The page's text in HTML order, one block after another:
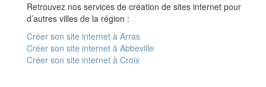
Retrouvez nos services de création de sites internet pour
d’autres villes de la région :
Créer son site internet à Arras
Créer son site internet à Abbeville
Créer son site internet à Croix